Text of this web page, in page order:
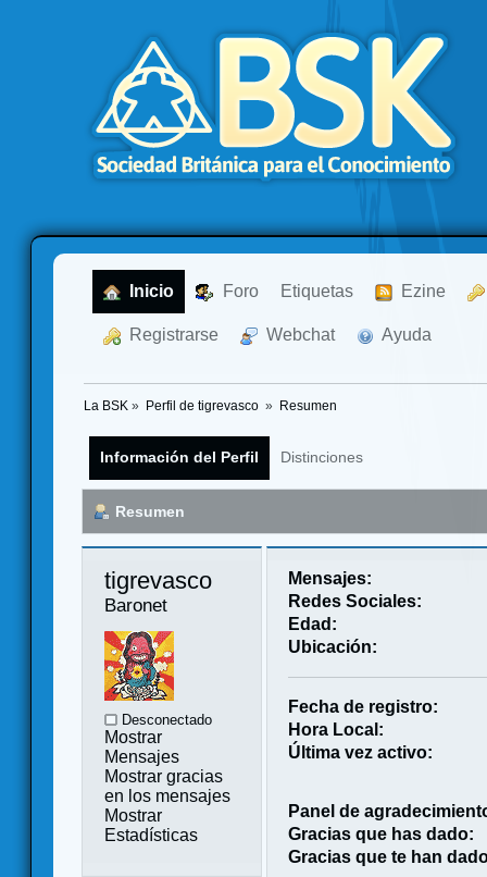
Inicio Foro Etiquetas Ezine
Registrarse Webchat Ayuda
La BSK » Perfil de tigrevasco » Resumen
Información del Perfil Distinciones
Resumen
tigrevasco
Baronet
Desconectado
Mostrar
Mensajes
Mostrar gracias
en los mensajes
Mostrar
Estadísticas
Mensajes:
Redes Sociales:
Edad:
Ubicación:
Fecha de registro:
Hora Local:
Última vez activo:
Panel de
Gracias que has dado:
Gracias que te han